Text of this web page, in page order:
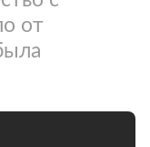
от